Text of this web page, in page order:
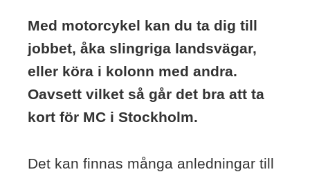
Med motorcykel kan du ta dig till
jobbet, åka slingriga landsvägar,
eller köra i kolonn med andra.
Oavsett vilket så går det bra att ta
kort för MC i Stockholm.
Det kan finnas många anledningar till